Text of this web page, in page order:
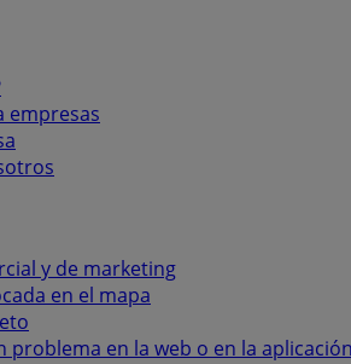
empresas
y de marketing
en el mapa
problema en la web o en la